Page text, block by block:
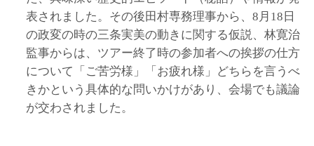
表されました。その後田村専務理事から、8月18日
の政変の時の三条実美の動きに関する仮説、林寛治
監事からは、ツアー終了時の参加者への挨拶の仕方
について「ご苦労様」「お疲れ様」どちらを言うべ
きかという具体的な問いかけがあり、会場でも議論
が交わされました。